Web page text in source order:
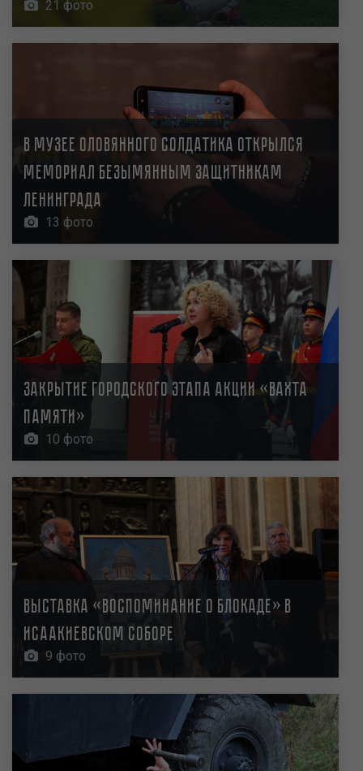
21 фото
В Музее оловянного солдатика открылся
мемориал безымянным защитникам
Ленинграда
13 фото
Закрытие городского этапа акции «Вахта
памяти»
10 фото
Выставка «Воспоминание о блокаде» в
Исаакиевском соборе
9 фото